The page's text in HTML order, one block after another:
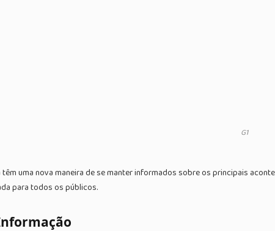
G1
uma nova maneira de se manter informados sobre os principais
para todos os públicos.